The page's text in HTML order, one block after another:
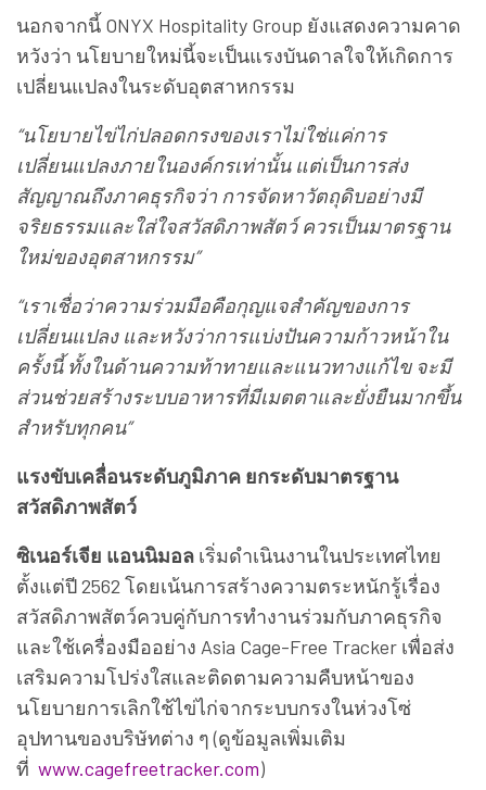
นอกจากนี้ ONYX Hospitality Group ยังแสดงความคาด
หวังว่า นโยบายใหม่นี้จะเป็นแรงบันดาลใจให้เกิดการ
เปลี่ยนแปลงในระดับอุตสาหกรรม
“นโยบายไข่ไก่ปลอดกรงของเราไม่ใช่แค่การ
เปลี่ยนแปลงภายในองค์กรเท่านั้น แต่เป็นการส่ง
สัญญาณถึงภาคธุรกิจว่า การจัดหาวัตถุดิบอย่างมี
จริยธรรมและใส่ใจสวัสดิภาพสัตว์ ควรเป็นมาตรฐาน
ใหม่ของอุตสาหกรรม”
“เราเชื่อว่าความร่วมมือคือกุญแจสำคัญของการ
เปลี่ยนแปลง และหวังว่าการแบ่งปันความก้าวหน้าใน
ครั้งนี้ ทั้งในด้านความท้าทายและแนวทางแก้ไข จะมี
ส่วนช่วยสร้างระบบอาหารที่มีเมตตาและยั่งยืนมากขึ้น
สำหรับทุกคน”
แรงขับเคลื่อนระดับภูมิภาค ยกระดับมาตรฐาน
สวัสดิภาพสัตว์
ซิเนอร์เจีย แอนนิมอล เริ่มดำเนินงานในประเทศไทย
ตั้งแต่ปี 2562 โดยเน้นการสร้างความตระหนักรู้เรื่อง
สวัสดิภาพสัตว์ควบคู่กับการทำงานร่วมกับภาคธุรกิจ
และใช้เครื่องมืออย่าง Asia Cage-Free Tracker เพื่อส่ง
เสริมความโปร่งใสและติดตามความคืบหน้าของ
นโยบายการเลิกใช้ไข่ไก่จากระบบกรงในห่วงโซ่
อุปทานของบริษัทต่าง ๆ (ดูข้อมูลเพิ่มเติม
ที่ www.cagefreetracker.com)